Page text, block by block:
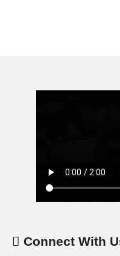
Connect With